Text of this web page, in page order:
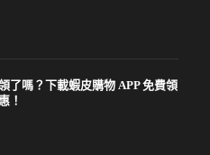
了嗎？下載蝦皮購物 APP 免費領
！